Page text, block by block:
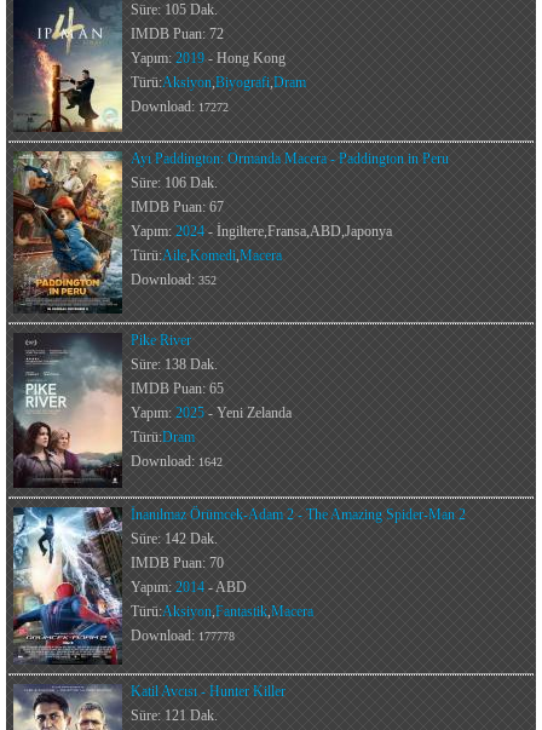
Süre: 105 Dak.
IMDB Puan: 72
Yapım: 2019 - Hong Kong
Türü:Aksiyon,Biyografi,Dram
Download: 17272
Ayı Paddington: Ormanda Macera - Paddington in Peru
Süre: 106 Dak.
IMDB Puan: 67
Yapım: 2024 - İngiltere,Fransa,ABD,Japonya
Türü:Aile,Komedi,Macera
Download: 352
Pike River
Süre: 138 Dak.
IMDB Puan: 65
Yapım: 2025 - Yeni Zelanda
Türü:Dram
Download: 1642
İnanılmaz Örümcek-Adam 2 - The Amazing Spider-Man 2
Süre: 142 Dak.
IMDB Puan: 70
Yapım: 2014 - ABD
Türü:Aksiyon,Fantastik,Macera
Download: 177778
Katil Avcısı - Hunter Killer
Süre: 121 Dak.